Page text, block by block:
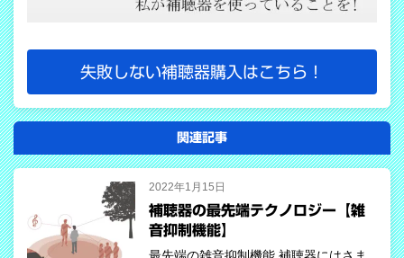
失敗しない補聴器購入はこちら！
関連記事
2022年1月15日
補聴器の最先端テクノロジー【雑
音抑制機能】